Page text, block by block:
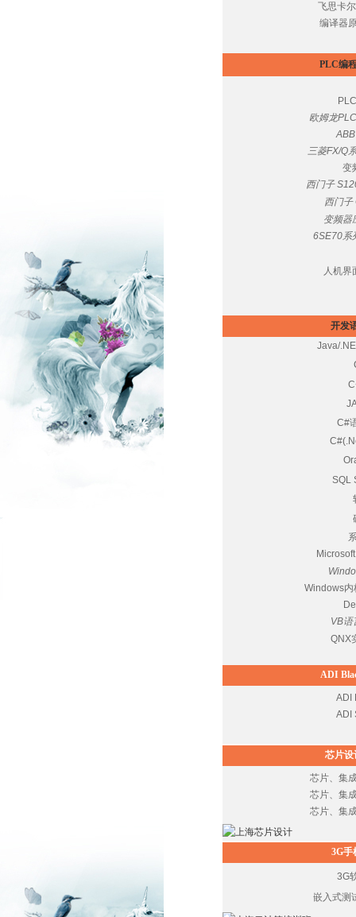
飞思卡
编译器
PLC编
欧姆龙
三菱FX/Q
变
西门子
西门子
变频器
6SE70系
人机界
开发
Java/
C#
SQL
Windows内
VB语
QNX
ADI
ADI
ADI
芯片
芯片、集
芯片、集
芯片、集
3G手
3G
嵌入式测